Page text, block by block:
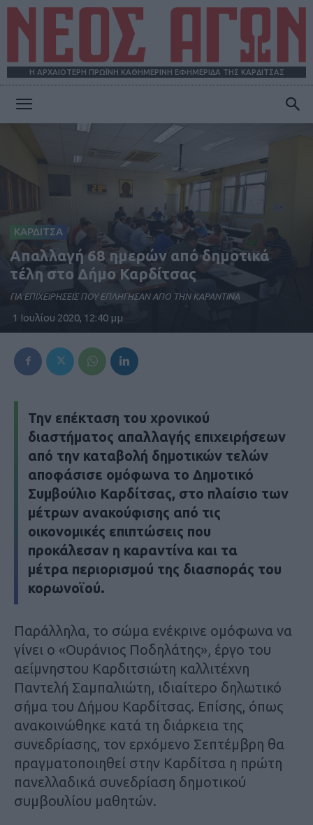
Η ΑΡΧΑΙΟΤΕΡΗ ΠΡΩΪΝΗ ΚΑΘΗΜΕΡΙΝΗ ΕΦΗΜΕΡΙΔΑ ΤΗΣ ΚΑΡΔΙΤΣΑΣ
ΑΓΩΝ
ΚΑΡΔΙΤΣΑ
Απαλλαγή 68 ημερών από δημοτικά
τέλη στο Δήμο Καρδίτσας
ΓΙΑ ΕΠΙΧΕΙΡΗΣΕΙΣ ΠΟΥ ΕΠΛΗΓΗΣΑΝ ΑΠΟ ΤΗΝ ΚΑΡΑΝΤΙΝΑ
1 Ιουλίου 2020, 12:40 μμ
Την επέκταση του χρονικού
διαστήματος απαλλαγής επιχειρήσεων
από την καταβολή δημοτικών τελών
αποφάσισε ομόφωνα το Δημοτικό
Συμβούλιο Καρδίτσας, στο πλαίσιο των
μέτρων ανακούφισης από τις
οικονομικές επιπτώσεις που
προκάλεσαν η καραντίνα και τα
μέτρα περιορισμού της διασποράς του
κορωνοϊού.
Παράλληλα, το σώμα ενέκρινε ομόφωνα να
γίνει ο «Ουράνιος Ποδηλάτης», έργο του
αείμνηστου Καρδιτσιώτη καλλιτέχνη
Παντελή Σαμπαλιώτη, ιδιαίτερο δηλωτικό
σήμα του Δήμου Καρδίτσας. Επίσης, όπως
ανακοινώθηκε κατά τη διάρκεια της
συνεδρίασης, τον ερχόμενο Σεπτέμβρη θα
πραγματοποιηθεί στην Καρδίτσα η πρώτη
πανελλαδικά συνεδρίαση δημοτικού
συμβουλίου μαθητών.